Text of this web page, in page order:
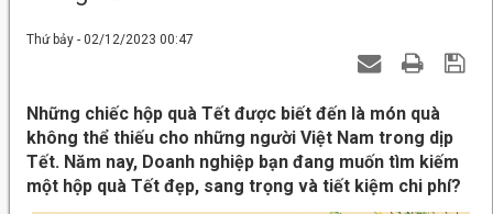
Thứ bảy - 02/12/2023 00:47
Những chiếc hộp quà Tết được biết đến là món quà
không thể thiếu cho những người Việt Nam trong dịp
Tết. Năm nay, Doanh nghiệp bạn đang muốn tìm kiếm
một hộp quà Tết đẹp, sang trọng và tiết kiệm chi phí?